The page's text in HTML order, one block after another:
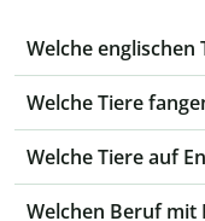
Welche englischen
Welche Tiere
Welche Tiere auf
Welchen Beruf mit